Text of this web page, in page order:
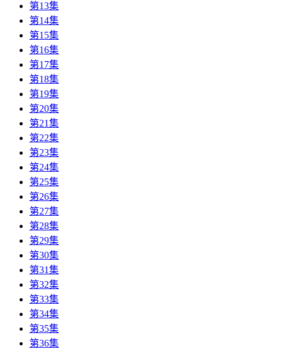
第13集
第14集
第15集
第16集
第17集
第18集
第19集
第20集
第21集
第22集
第23集
第24集
第25集
第26集
第27集
第28集
第29集
第30集
第31集
第32集
第33集
第34集
第35集
第36集